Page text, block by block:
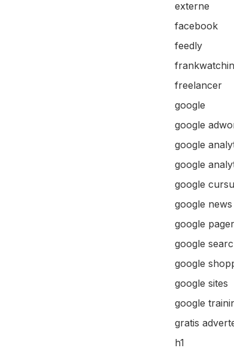
externe
facebook
feedly
freelancer
google
google
google
google
google
google news
google
google
google
google sites
google
gratis
h1